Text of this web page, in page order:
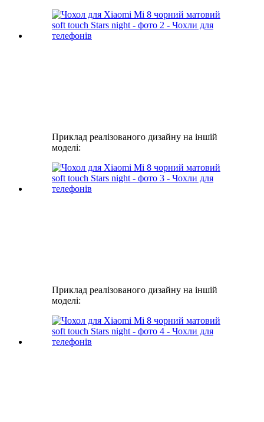
Приклад реалізованого дизайну на іншій
моделі:
Приклад реалізованого дизайну на іншій
моделі: